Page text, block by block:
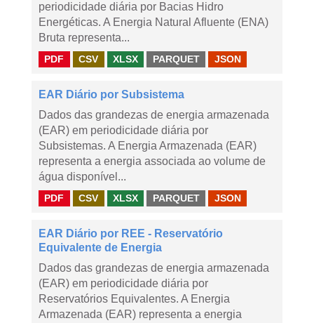
periodicidade diária por Bacias Hidro
Energéticas. A Energia Natural Afluente (ENA)
Bruta representa...
PDF CSV XLSX PARQUET JSON
EAR Diário por Subsistema
Dados das grandezas de energia armazenada
(EAR) em periodicidade diária por
Subsistemas. A Energia Armazenada (EAR)
representa a energia associada ao volume de
água disponível...
PDF CSV XLSX PARQUET JSON
EAR Diário por REE - Reservatório
Equivalente de Energia
Dados das grandezas de energia armazenada
(EAR) em periodicidade diária por
Reservatórios Equivalentes. A Energia
Armazenada (EAR) representa a energia